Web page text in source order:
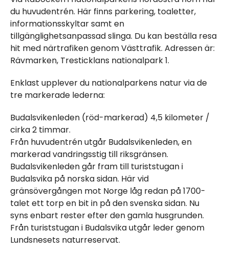
du huvudentrén. Här finns parkering, toaletter,
informationsskyltar samt en
tillgänglighetsanpassad slinga. Du kan beställa resa
hit med närtrafiken genom Västtrafik. Adressen är:
Rävmarken, Tresticklans nationalpark 1.
Enklast upplever du nationalparkens natur via de
tre markerade lederna:
Budalsvikenleden (röd-markerad) 4,5 kilometer /
cirka 2 timmar.
Från huvudentrén utgår Budalsvikenleden, en
markerad vandringsstig till riksgränsen.
Budalsvikenleden går fram till turiststugan i
Budalsvika på norska sidan. Här vid
gränsövergången mot Norge låg redan på 1700-
talet ett torp en bit in på den svenska sidan. Nu
syns enbart rester efter den gamla husgrunden.
Från turiststugan i Budalsvika utgår leder genom
Lundsnesets naturreservat.